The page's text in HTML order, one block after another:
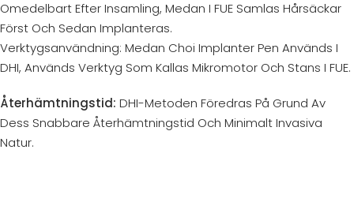
Omedelbart Efter Insamling, Medan I FUE Samlas Hårsäckar
Först Och Sedan Implanteras.
Verktygsanvändning: Medan Choi Implanter Pen Används I
DHI, Används Verktyg Som Kallas Mikromotor Och Stans I FUE.
Återhämtningstid: DHI-Metoden Föredras På Grund Av
Dess Snabbare Återhämtningstid Och Minimalt Invasiva
Natur.